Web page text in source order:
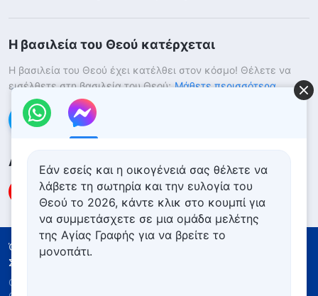
Η βασιλεία του Θεού κατέρχεται
Η βασιλεία του Θεού έχει κατέλθει στον κόσμο! Θέλετε να
εισέλθετε στη βασιλεία του Θεού; Μάθετε περισσότερα
Επικοινωνήστε μαζί μας μέσω Messenger
Ακολουθήστε μας
Όροι Χρήσης
Πολιτική απορρήτου
Συντελεστές
Copyright © 2026
Εάν εσείς και η οικογένειά σας θέλετε να
λάβετε τη σωτηρία και την ευλογία του
Θεού το 2026, κάντε κλικ στο κουμπί για
να συμμετάσχετε σε μια ομάδα μελέτης
της Αγίας Γραφής για να βρείτε το
μονοπάτι.